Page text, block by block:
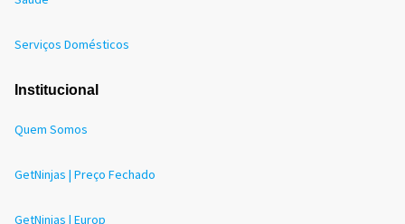
Serviços Domésticos
Institucional
Quem Somos
GetNinjas | Preço Fechado
GetNinjas | Europ